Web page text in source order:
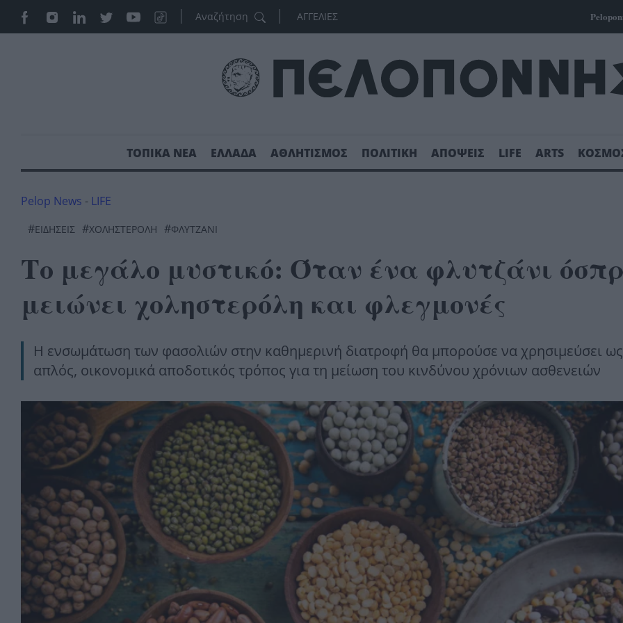
ΑΓΓΕΛΙΕΣ
ΤΟΠΙΚΑ ΝΕΑ ΕΛΛΑΔΑ ΑΘΛΗΤΙΣΜΟΣ ΠΟΛΙΤΙΚΗ ΑΠΟΨΕΙΣ LIFE ARTS
Pelop News - LIFE
#ΕΙΔΗΣΕΙΣ #ΧΟΛΗΣΤΕΡΟΛΗ #ΦΛΥΤΖΑΝΙ
Το μεγάλο μυστικό: Όταν ένα φλυτζάνι
μειώνει χοληστερόλη και φλεγμονές
Η ενσωμάτωση των φασολιών στην καθημερινή διατροφή θα μπορούσε να χρησιμεύσει
απλός, οικονομικά αποδοτικός τρόπος για τη μείωση του κινδύνου χρόνιων ασθενειών